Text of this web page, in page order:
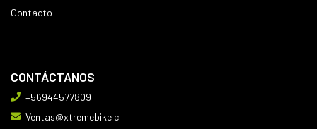
Contacto
CONTÁCTANOS
+56944577809
Ventas@xtremebike.cl